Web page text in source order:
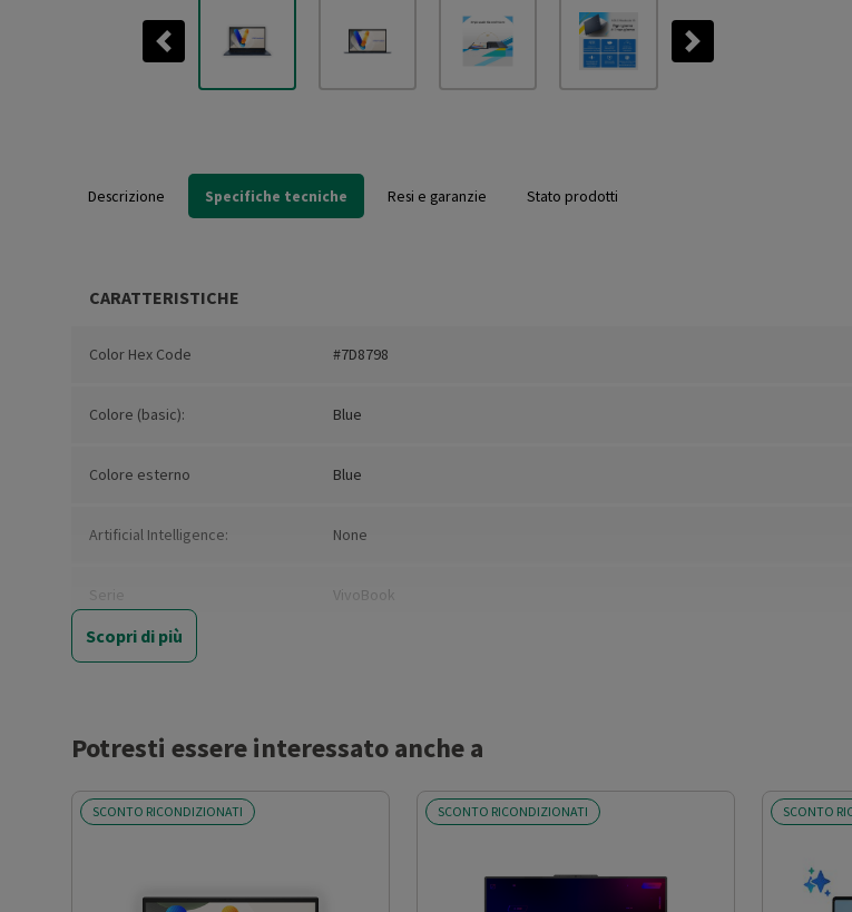
Previous Next
Descrizione Specifiche tecniche Resi e garanzie Stato prodotti
CARATTERISTICHE
Color Hex Code #7D8798
Colore (basic): Blue
Colore esterno Blue
Artificial Intelligence: None
Serie VivoBook
Sigla Processore
Scopri di più
Potresti essere interessato anche a
SCONTO RICONDIZIONATI SCONTO RICONDIZIONATI SCONTO